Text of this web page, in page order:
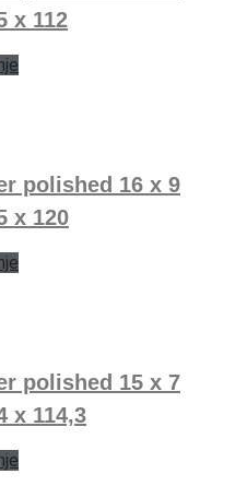
x 112
polished 16 x 9
x 120
polished 15 x 7
x 114,3